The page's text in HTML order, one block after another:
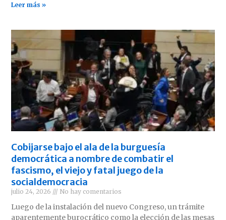
Leer más »
Cobijarse bajo el ala de la burguesía
democrática a nombre de combatir el
fascismo, el viejo y fatal juego de la
socialdemocracia
julio 24, 2026 No hay comentarios
Luego de la instalación del nuevo Congreso, un trámite
aparentemente burocrático como la elección de las mesas